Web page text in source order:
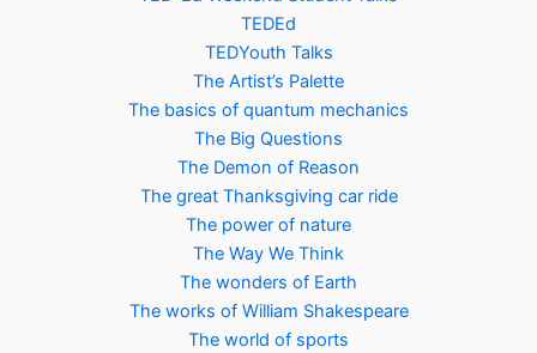
TEDEd
TEDYouth Talks
The Artist’s Palette
The basics of quantum mechanics
The Big Questions
The Demon of Reason
The great Thanksgiving car ride
The power of nature
The Way We Think
The wonders of Earth
The works of William Shakespeare
The world of sports